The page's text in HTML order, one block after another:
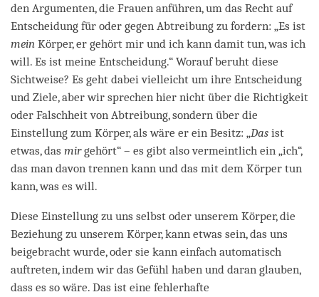
den Argumenten, die Frauen anführen, um das Recht auf
Entscheidung für oder gegen Abtreibung zu fordern: „Es ist
mein Körper, er gehört mir und ich kann damit tun, was ich
will. Es ist meine Entscheidung.“ Worauf beruht diese
Sichtweise? Es geht dabei vielleicht um ihre Entscheidung
und Ziele, aber wir sprechen hier nicht über die Richtigkeit
oder Falschheit von Abtreibung, sondern über die
Einstellung zum Körper, als wäre er ein Besitz: „Das ist
etwas, das mirgehört“ – es gibt also vermeintlich ein „ich“,
das man davon trennen kann und das mit dem Körper tun
kann, was es will.
Diese Einstellung zu uns selbst oder unserem Körper, die
Beziehung zu unserem Körper, kann etwas sein, das uns
beigebracht wurde, oder sie kann einfach automatisch
auftreten, indem wir das Gefühl haben und daran glauben,
dass es so wäre. Das ist eine fehlerhafte